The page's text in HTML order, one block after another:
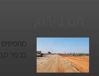
מחפשים
בכפר